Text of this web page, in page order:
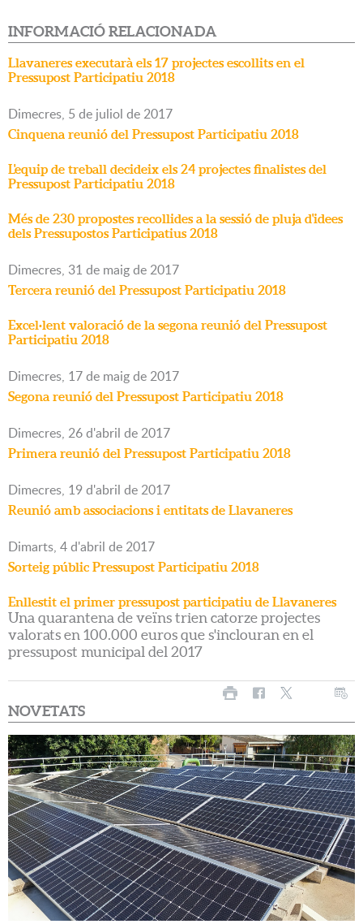
INFORMACIÓ RELACIONADA
Llavaneres executarà els 17 projectes escollits en el
Pressupost Participatiu 2018
Dimecres, 5de juliol de 2017
Cinquena reunió del Pressupost Participatiu 2018
L'equip de treball decideix els 24 projectes finalistes del
Pressupost Participatiu 2018
Més de 230 propostes recollides a la sessió de pluja d'idees
dels Pressupostos Participatius 2018
Dimecres, 31 de maigde 2017
Tercera reunió del Pressupost Participatiu 2018
Excel·lent valoració de la segona reunió del Pressupost
Participatiu 2018
Dimecres, 17de maigde 2017
Segona reunió del Pressupost Participatiu 2018
Dimecres, 26d'abril de 2017
Primera reunió del Pressupost Participatiu 2018
Dimecres, 19d'abril de 2017
Reunió amb associacions i entitats de Llavaneres
Dimarts, 4d'abril de 2017
Sorteig públic Pressupost Participatiu 2018
Enllestit el primer pressupost participatiu de Llavaneres
Una quarantena de veïns trien catorze projectes
valorats en 100.000 euros que s'inclouran en el
pressupost municipal del 2017
NOVETATS